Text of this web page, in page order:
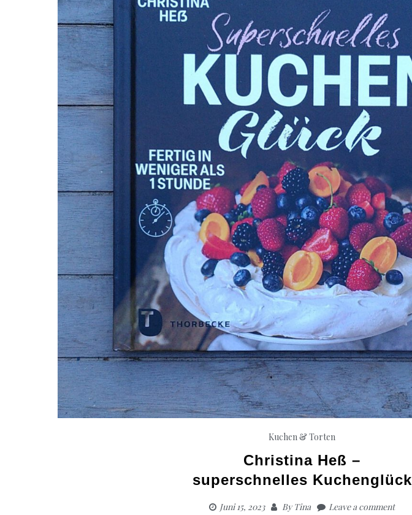
Kuchen & Torten
Christina Heß –
superschnelles Kuchenglück
Juni 15, 2023 ByTina Leave a comment